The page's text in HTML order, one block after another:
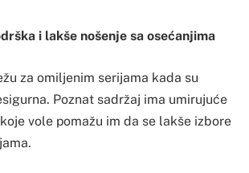
i lakše nošenje sa osećanjima
za omiljenim serijama kada su
Poznat sadržaj ima umirujuće
vole pomažu im da se lakše izbore